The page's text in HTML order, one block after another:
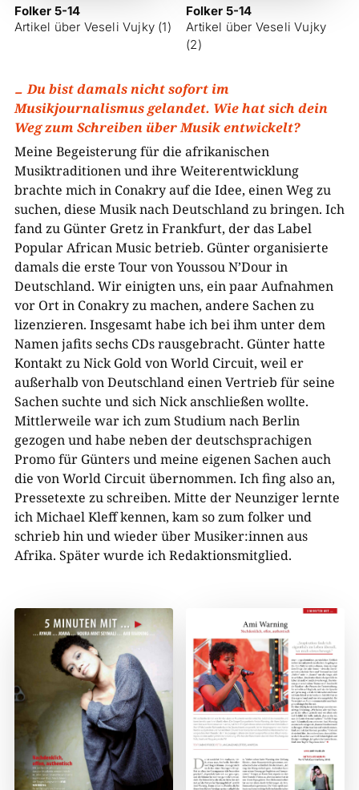
Folker 5-14
Artikel über Veseli Vujky (1)
Folker 5-14
Artikel über Veseli Vujky
(2)
Du bist damals nicht sofort im
Musikjournalismus gelandet. Wie hat sich dein
Weg zum Schreiben über Musik entwickelt?
Meine Begeisterung für die afrikanischen
Musiktraditionen und ihre Weiterentwicklung
brachte mich in Conakry auf die Idee, einen Weg zu
suchen, diese Musik nach Deutschland zu bringen. Ich
fand zu Günter Gretz in Frankfurt, der das Label
Popular African Music betrieb. Günter organisierte
damals die erste Tour von Youssou N’Dour in
Deutschland. Wir einigten uns, ein paar Aufnahmen
vor Ort in Conakry zu machen, andere Sachen zu
lizenzieren. Insgesamt habe ich bei ihm unter dem
Namen jafits sechs CDs rausgebracht. Günter hatte
Kontakt zu Nick Gold von World Circuit, weil er
außerhalb von Deutschland einen Vertrieb für seine
Sachen suchte und sich Nick anschließen wollte.
Mittlerweile war ich zum Studium nach Berlin
gezogen und habe neben der deutschsprachigen
Promo für Günters und meine eigenen Sachen auch
die von World Circuit übernommen. Ich fing also an,
Pressetexte zu schreiben. Mitte der Neunziger lernte
ich Michael Kleff kennen, kam so zum folker und
schrieb hin und wieder über Musiker:innen aus
Afrika. Später wurde ich Redaktionsmitglied.